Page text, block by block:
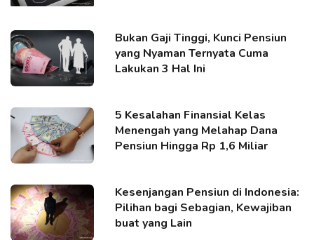
Bukan Gaji Tinggi, Kunci Pensiun
yang Nyaman Ternyata Cuma
Lakukan 3 Hal Ini
5 Kesalahan Finansial Kelas
Menengah yang Melahap Dana
Pensiun Hingga Rp 1,6 Miliar
Kesenjangan Pensiun di Indonesia:
Pilihan bagi Sebagian, Kewajiban
buat yang Lain